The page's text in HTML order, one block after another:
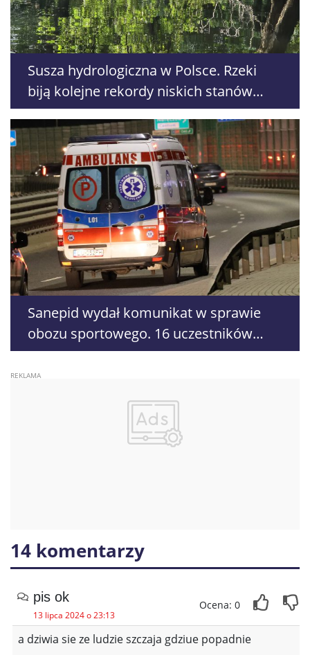
Susza hydrologiczna w Polsce. Rzeki
biją kolejne rekordy niskich stanów
wody
Sanepid wydał komunikat w sprawie
obozu sportowego. 16 uczestników
trafiło do szpitali
14 komentarzy
pis ok
13 lipca 2024 o 23:13
Ocena: 0
a dziwia sie ze ludzie szczaja gdziue popadnie